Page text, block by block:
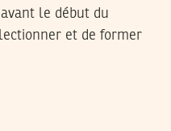
le début du
et de former